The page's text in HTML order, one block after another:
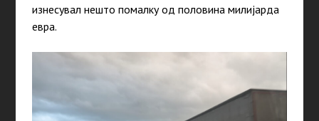
изнесувал нешто помалку од половина милијарда
евра.